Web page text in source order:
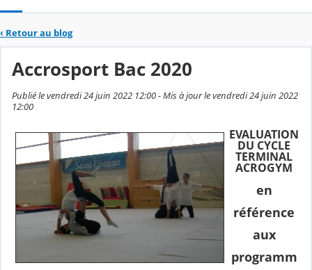
‹ Retour au blog
Accrosport Bac 2020
Publié le vendredi 24 juin 2022 12:00 - Mis à jour le vendredi 24 juin 2022
12:00
EVALUATION
DU CYCLE
TERMINAL
ACROGYM
en
référence
aux
programm